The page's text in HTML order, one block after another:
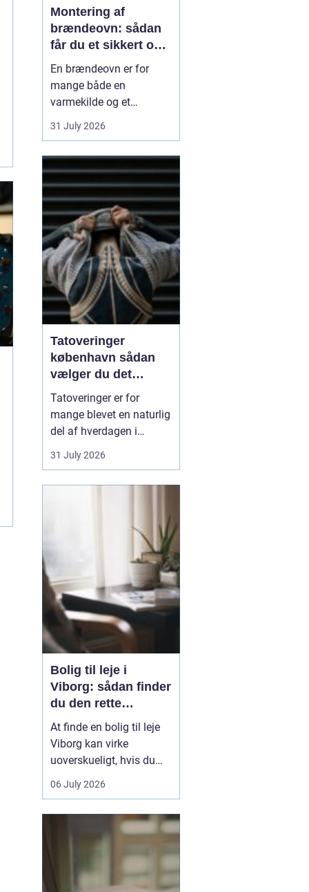
Montering af
brændeovn: sådan
får du et sikkert og
smukt resultat
En brændeovn er for
mange både en
varmekilde og et
samlingspunkt i
hjemmet. Flammerne
mærkes i hele rummet.
Men montering af
brændeovn er ikke noget,
man bør kaste sig ud i
uden viden og
planl&ae...
31 July 2026
Tatoveringer
københavn sådan
vælger du det
rigtige studie
Tatoveringer er for
mange blevet en naturlig
del af hverdagen i
København. Byen er fyldt
med dygtige artister,
spænder vidt. Når man
31 July 2026
Bolig til leje i
Viborg: sådan finder
du den rette
lejlighed
At finde en bolig til leje
Viborg kan virke
uoverskueligt, hvis du
ikke kender byen eller det
lokale boligmarked. Der
priserne varierer, og
områderne har hver
deres særpræg. Med en
klar plan, lidt viden om
06 July 2026